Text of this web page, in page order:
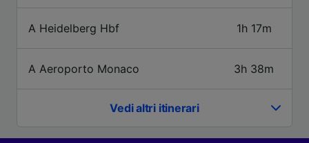
A Heidelberg Hbf 1h 17m
A Aeroporto Monaco 3h 38m
Vedi altri itinerari
Noi e i nostri partner trattiamo i dati per
fornire:
Utilizzare dati di geolocalizzazione precisi.
Scansione attiva delle caratteristiche del
dispositivo ai fini dell’identificazione.
Archiviare informazioni su dispositivo e/o
accedervi. Pubblicità e contenuti
personalizzati, misurazione delle prestazioni
pubblico, sviluppo di servizi.